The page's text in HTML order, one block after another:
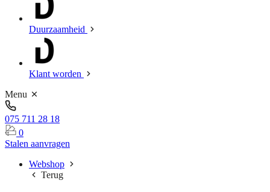
Duurzaamheid
Klant worden
Menu
075 711 28 18
0
Stalen aanvragen
Webshop
Terug